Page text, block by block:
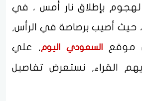
لهجوم بإطلاق نار أمس ، في
حيث أصيب برصاصة في الرأس,
موقعالسعودي اليوم, علي
القراء, نستعرض تفاصيل